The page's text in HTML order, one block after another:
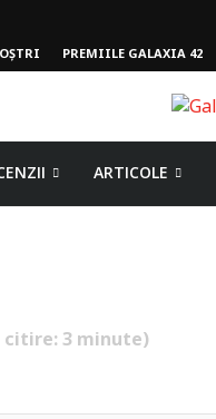
PREMIILE GALAXIA 42
ARTICOLE
citire: 3 minute)